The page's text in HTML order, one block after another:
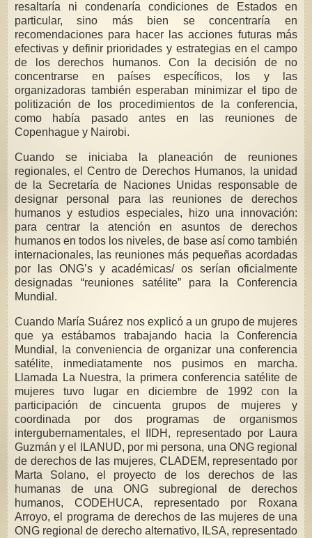
resaltaría ni condenaría condiciones de Estados en
particular, sino más bien se concentraría en
recomendaciones para hacer las acciones futuras más
efectivas y definir prioridades y estrategias en el campo
de los derechos humanos. Con la decisión de no
concentrarse en países específicos, los y las
organizadoras también esperaban minimizar el tipo de
politización de los procedimientos de la conferencia,
como había pasado antes en las reuniones de
Copenhague y Nairobi.
Cuando se iniciaba la planeación de reuniones
regionales, el Centro de Derechos Humanos, la unidad
de la Secretaría de Naciones Unidas responsable de
designar personal para las reuniones de derechos
humanos y estudios especiales, hizo una innovación:
para centrar la atención en asuntos de derechos
humanos en todos los niveles, de base así como también
internacionales, las reuniones más pequeñas acordadas
por las ONG’s y académicas/ os serían oficialmente
designadas “reuniones satélite” para la Conferencia
Mundial.
Cuando María Suárez nos explicó a un grupo de mujeres
que ya estábamos trabajando hacia la Conferencia
Mundial, la conveniencia de organizar una conferencia
satélite, inmediatamente nos pusimos en marcha.
Llamada La Nuestra, la primera conferencia satélite de
mujeres tuvo lugar en diciembre de 1992 con la
participación de cincuenta grupos de mujeres y
coordinada por dos programas de organismos
intergubernamentales, el IIDH, representado por Laura
Guzmán y el ILANUD, por mi persona, una ONG regional
de derechos de las mujeres, CLADEM, representado por
Marta Solano, el proyecto de los derechos de las
humanas de una ONG subregional de derechos
humanos, CODEHUCA, representado por Roxana
Arroyo, el programa de derechos de las mujeres de una
ONG regional de derecho alternativo, ILSA, representado